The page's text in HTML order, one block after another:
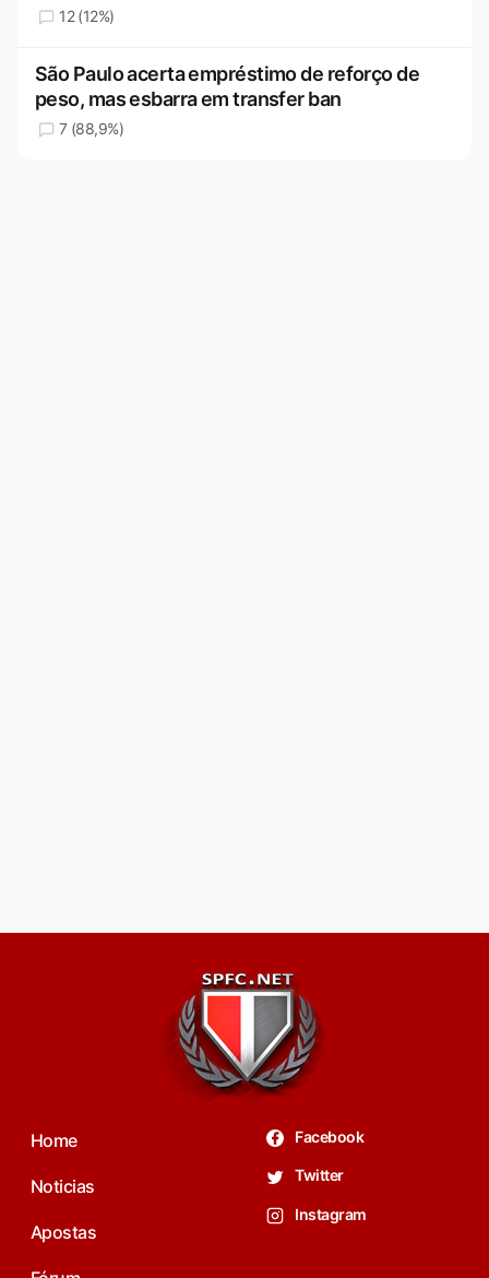
12 (12%)
São Paulo acerta empréstimo de reforço de
peso, mas esbarra em transfer ban
7 (88,9%)
Home
Noticias
Apostas
Facebook
Twitter
Instagram